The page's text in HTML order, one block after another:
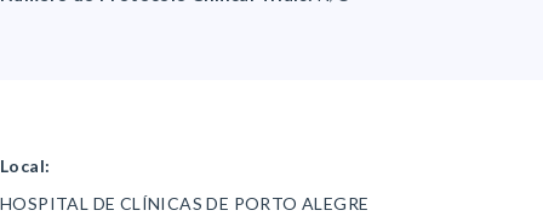
Local:
HOSPITAL DE CLÍNICAS DE PORTO ALEGRE